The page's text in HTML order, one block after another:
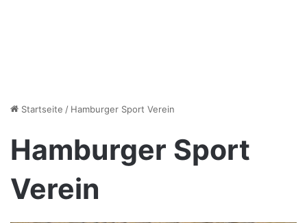
Startseite / Hamburger Sport Verein
Hamburger Sport
Verein